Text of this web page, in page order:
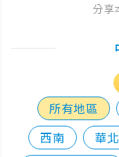
分享
所有地區
西南
華北